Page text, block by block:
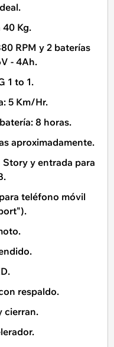
Kg.
RPM y 2 baterías
- 4Ah.
1 to 1.
5 Km/Hr.
8 horas.
aproximadamente.
y entrada para
teléfono móvil
respaldo.
cierran.